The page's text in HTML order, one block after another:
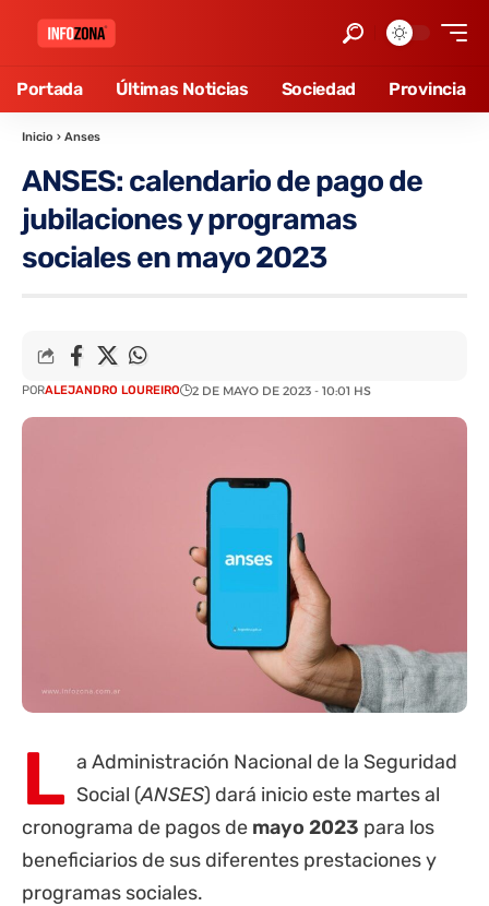
Portada Últimas Noticias Sociedad Provincia
Inicio › Anses
ANSES: calendario de pago de
jubilaciones y programas
sociales en mayo 2023
PORALEJANDRO LOUREIRO 2 DE MAYO DE 2023 - 10:01 HS
L a Administración Nacional de la Seguridad
Social (ANSES) dará inicio este martes al
cronograma de pagos de mayo 2023 para los
beneficiarios de sus diferentes prestaciones y
programas sociales.